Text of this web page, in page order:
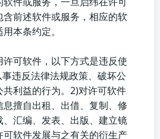
前述软件或服务，相应的软
本条约定。
可软件，以下方式是违反使
违反法律法规政策、破坏公
共利益的行为。2)对许可软件
息擅自出租、出借、复制、修
汇编、发表、出版、建立镜
软件发展与之有关的衍生产